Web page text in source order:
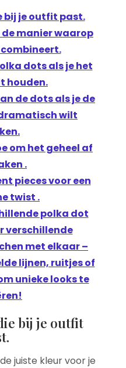
bij je outfit past.
manier waarop
dots als je het
houden.
de dots als je de
wilt
om het geheel af
.
pieces voor een
twist .
polka dot
verschillende
met elkaar –
lijnen, ruitjes of
unieke looks te
bij je outfit
juiste kleur voor je